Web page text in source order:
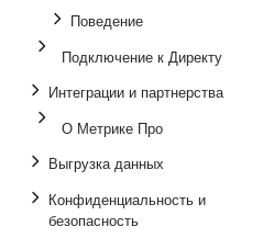
Поведение
Подключение к Директу
Интеграции и партнерства
О Метрике Про
Выгрузка данных
Конфиденциальность и
безопасность